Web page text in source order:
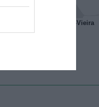
ipotesi scambio Davids-Vieira